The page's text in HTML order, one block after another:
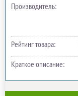
Производитель:
Рейтинг товара:
Краткое описание: